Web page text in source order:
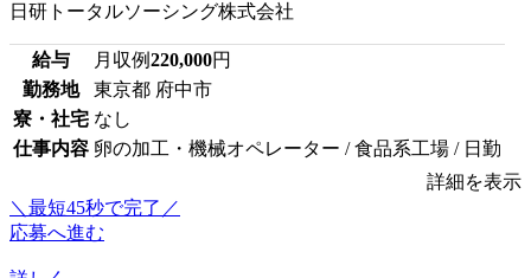
日研トータルソーシング株式会社
給与 月収例220,000円
勤務地
東京都 府中市
寮・社宅 なし
仕事内容 卵の加工・機械オペレーター / 食品系工場 / 日勤
詳細を表示
＼最短45秒で完了／
応募へ進む